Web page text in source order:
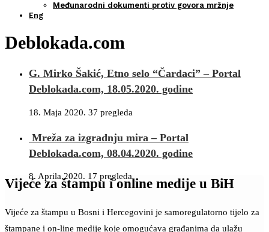
Međunarodni dokumenti protiv govora mržnje
Eng
Deblokada.com
G. Mirko Šakić, Etno selo “Čardaci” – Portal
Deblokada.com, 18.05.2020. godine
18. Maja 2020. 37 pregleda
Mreža za izgradnju mira – Portal
Deblokada.com, 08.04.2020. godine
8. Aprila 2020. 17 pregleda
Vijeće za štampu i online medije u BiH
Vijeće za štampu u Bosni i Hercegovini je samoregulatorno tijelo za
štampane i on-line medije koje omogućava građanima da ulažu